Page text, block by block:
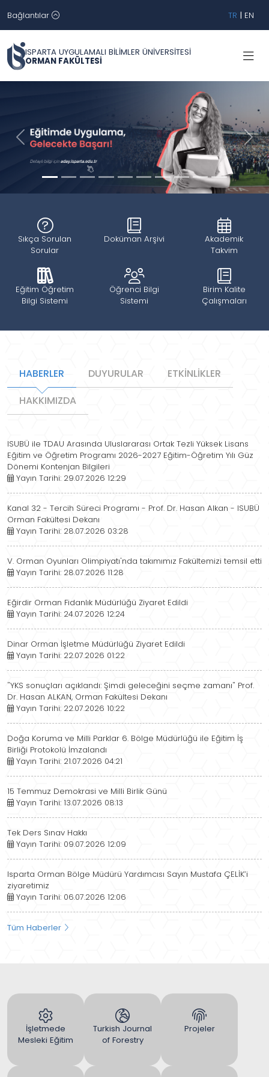
Bağlantılar TR | EN
ISPARTA UYGULAMALI BİLİMLER ÜNİVERSİTESİ
ORMAN FAKÜLTESİ
Geri İleri
Sıkça Sorulan
Sorular
Doküman Arşivi
Akademik
Takvim
Eğitim Öğretim
Bilgi Sistemi
Öğrenci Bilgi
Sistemi
Birim Kalite
Çalışmaları
HABERLER DUYURULAR
ETKİNLİKLER
HAKKIMIZDA
ISUBÜ ile TDAU Arasında Uluslararası Ortak Tezli Yüksek Lisans
Eğitim ve Öğretim Programı 2026-2027 Eğitim-Öğretim Yılı Güz
Dönemi Kontenjan Bilgileri
Yayın Tarihi: 29.07.2026 12:29
Kanal 32 - Tercih Süreci Programı - Prof. Dr. Hasan Alkan - ISUBÜ
Orman Fakültesi Dekanı
Yayın Tarihi: 28.07.2026 03:28
V. Orman Oyunları Olimpiyatı'nda takımımız Fakültemizi temsil etti
Yayın Tarihi: 28.07.2026 11:28
Eğirdir Orman Fidanlık Müdürlüğü Ziyaret Edildi
Yayın Tarihi: 24.07.2026 12:24
Dinar Orman İşletme Müdürlüğü Ziyaret Edildi
Yayın Tarihi: 22.07.2026 01:22
"YKS sonuçları açıklandı: Şimdi geleceğini seçme zamanı" Prof.
Dr. Hasan ALKAN, Orman Fakültesi Dekanı
Yayın Tarihi: 22.07.2026 10:22
Doğa Koruma ve Milli Parklar 6. Bölge Müdürlüğü ile Eğitim İş
Birliği Protokolü İmzalandı
Yayın Tarihi: 21.07.2026 04:21
15 Temmuz Demokrasi ve Milli Birlik Günü
Yayın Tarihi: 13.07.2026 08:13
Tek Ders Sınav Hakkı
Yayın Tarihi: 09.07.2026 12:09
Isparta Orman Bölge Müdürü Yardımcısı Sayın Mustafa ÇELİK’i
ziyaretimiz
Yayın Tarihi: 06.07.2026 12:06
Tüm Haberler
İşletmede
Mesleki Eğitim
Turkish Journal
of Forestry
Projeler